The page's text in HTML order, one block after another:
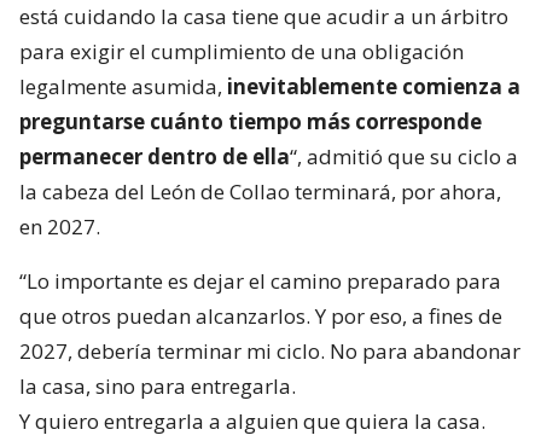
está cuidando la casa tiene que acudir a un árbitro
para exigir el cumplimiento de una obligación
legalmente asumida, inevitablemente comienza a
preguntarse cuánto tiempo más corresponde
permanecer dentro de ella“, admitió que su ciclo a
la cabeza del León de Collao terminará, por ahora,
en 2027.
“Lo importante es dejar el camino preparado para
que otros puedan alcanzarlos. Y por eso, a fines de
2027, debería terminar mi ciclo. No para abandonar
la casa, sino para entregarla.
Y quiero entregarla a alguien que quiera la casa.